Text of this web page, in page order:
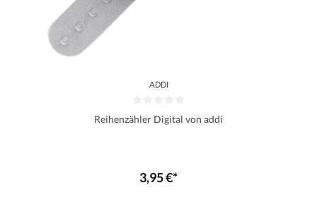
ADDI
Reihenzähler Digital von addi
3,95 €*